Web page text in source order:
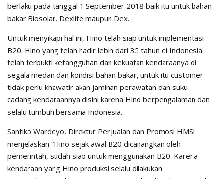
berlaku pada tanggal 1 September 2018 baik itu untuk bahan
bakar Biosolar, Dexlite maupun Dex.
Untuk menyikapi hal ini, Hino telah siap untuk implementasi
B20. Hino yang telah hadir lebih dari 35 tahun di Indonesia
telah terbukti ketangguhan dan kekuatan kendaraanya di
segala medan dan kondisi bahan bakar, untuk itu customer
tidak perlu khawatir akan jaminan perawatan dan suku
cadang kendaraannya disini karena Hino berpengalaman dan
selalu tumbuh bersama Indonesia.
Santiko Wardoyo, Direktur Penjualan dan Promosi HMSI
menjelaskan “Hino sejak awal B20 dicanangkan oleh
pemerintah, sudah siap untuk menggunakan B20. Karena
kendaraan yang Hino produksi selalu dilakukan